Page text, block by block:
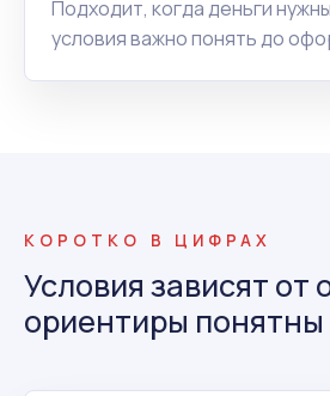
Подходит, когда деньги
условия важно понять до
КОРОТКО В ЦИФРАХ
Условия зависят от
ориентиры понятны